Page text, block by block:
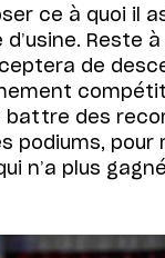
ce à quoi il
Reste
de
battre des
podiums, pour
n’a plus